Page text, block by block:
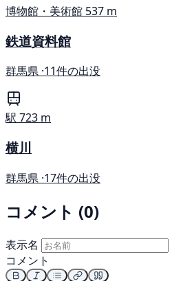
博物館・美術館 537 m
鉄道資料館
群馬県 ·11件の出没
駅 723 m
横川
群馬県 ·17件の出没
コメント (0)
表示名
コメント